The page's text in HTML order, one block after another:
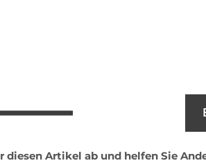
diesen Artikel ab und helfen Sie